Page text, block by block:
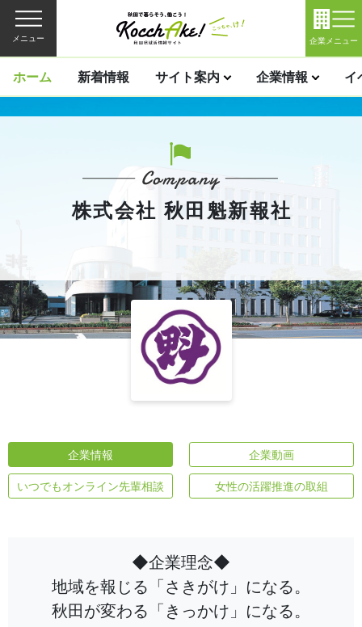
メニュー 企業メニュー
ホーム 新着情報 サイト案内 企業情報 イ
株式会社 秋田魁新報社
企業情報 企業動画
いつでもオンライン先輩相談 女性の活躍推進の取組
◆企業理念◆
地域を報じる「さきがけ」になる。
秋田が変わる「きっかけ」になる。